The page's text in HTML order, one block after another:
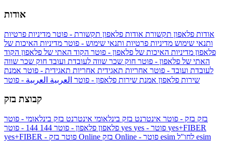
אודות
אודות פלאפון תקשורת אודות פלאפון תקשורת - פוטר מדיניות פרטיות
ותנאי שימוש מדיניות פרטיות ותנאי שימוש - פוטר מדיניות האיכות של
פלאפון מדיניות האיכות של פלאפון - פוטר הקוד האתי של פלאפון הקוד
האתי של פלאפון - פוטר חוק שכר שווה לעובדת ועובד חוק שכר שווה
לעובדת ועובד - פוטר אחריות תאגידית אחריות תאגידית - פוטר אמנת
שירות פלאפון אמנת שירות פלאפון - פוטר العربية العربية - פוטר
קבוצת בזק
בזק בזק - פוטר אינטרנט בזק בינלאומי אינטרנט בזק בינלאומי - פוטר
פלאפון פלאפון - פוטר 144 yes
yes+FIBER
yes+FIBER - פוטר בזק Online esim